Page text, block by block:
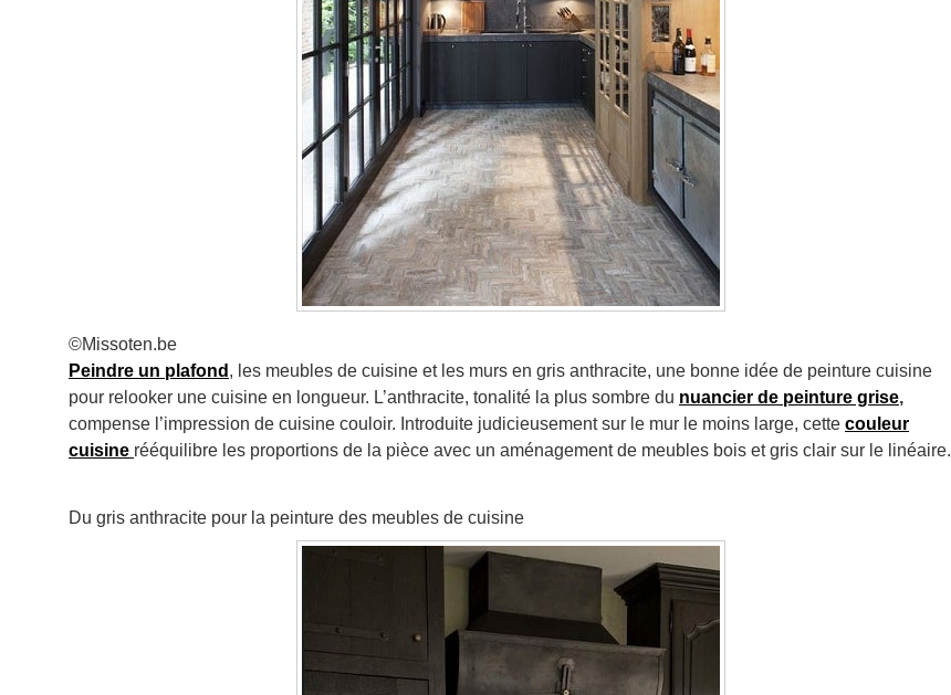
©Missoten.be
Peindre un plafond , les meubles de cuisine et les murs en gris anthracite, une bonne idée de peinture cuisine
pour relooker une cuisine en longueur. L’anthracite, tonalité la plus sombre du nuancier de peinture grise,
compense l’impression de cuisine couloir. Introduite judicieusement sur le mur le moins large, cette couleur
cuisine rééquilibre les proportions de la pièce avec un aménagement de meubles bois et gris clair sur le linéaire.
Du gris anthracite pour la peinture des meubles de cuisine